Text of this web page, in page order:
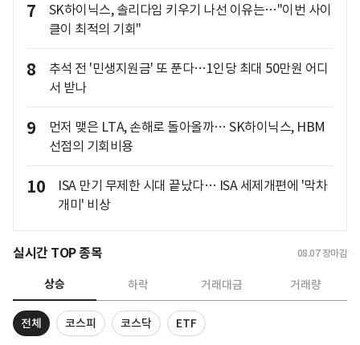
7
SK하이닉스, 솔리다임 키우기 나선 이유는…"이번 사이
클이 최적의 기회"
8
추석 전 '민생지원금' 또 푼다…1인당 최대 50만원 어디
서 받나
9
먼저 맺은 LTA, 손해로 돌아올까… SK하이닉스, HBM
선점의 기회비용
10
ISA 만기 무제한 시대 끝났다… ISA 세제개편에 '막차
개미' 비상
실시간 TOP 종목 08.07 장마감
상승 하락 거래대금 거래량
전체 코스피 코스닥 ETF